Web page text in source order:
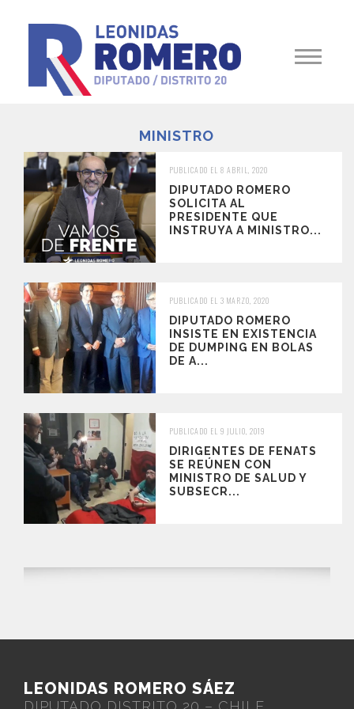
MINISTRO
PUBLICADO EL 8 ABRIL, 2020
DIPUTADO ROMERO
SOLICITA AL
PRESIDENTE QUE
INSTRUYA A MINISTRO...
PUBLICADO EL 3 MARZO, 2020
DIPUTADO ROMERO
INSISTE EN EXISTENCIA
DE DUMPING EN BOLAS
DE A...
PUBLICADO EL 9 JULIO, 2019
DIRIGENTES DE FENATS
SE REÚNEN CON
MINISTRO DE SALUD Y
SUBSECR...
LEONIDAS ROMERO SÁEZ